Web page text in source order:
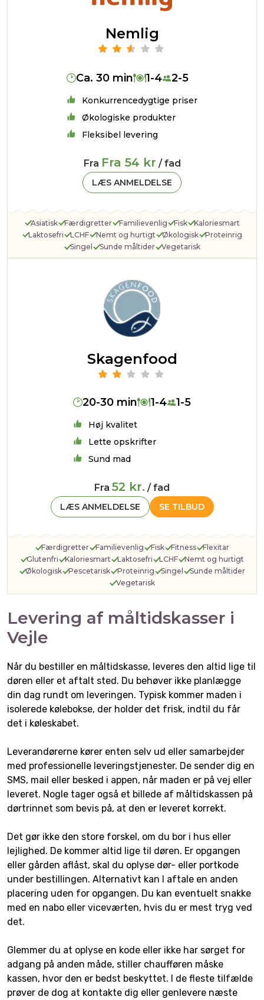
Nemlig
Ca. 30 min 1-4 2-5
Konkurrencedygtige priser
Økologiske produkter
Fleksibel levering
Fra Fra 54 kr / fad
LÆS ANMELDELSE
Asiatisk Færdigretter Familievenlig Fisk
Kaloriesmart
Laktosefri
LCHF Nemt og hurtigt Økologisk
Proteinrig
Singel
Sunde måltider Vegetarisk
Skagenfood
20-30 min 1-4 1-5
Høj kvalitet
Lette opskrifter
Sund mad
Fra 52 kr. / fad
SE TILBUD
LÆS ANMELDELSE
Færdigretter Familievenlig Fisk Fitness
Flexitar
Glutenfri
Kaloriesmart Laktosefri LCHF
Nemt og hurtigt
Økologisk
Pescetarisk Proteinrig Singel
Sunde måltider
Vegetarisk
Levering af måltidskasser i
Vejle
Når du bestiller en måltidskasse, leveres den altid lige til
døren eller et aftalt sted. Du behøver ikke planlægge
din dag rundt om leveringen. Typisk kommer maden i
isolerede kølebokse, der holder det frisk, indtil du får
det i køleskabet.
Leverandørerne kører enten selv ud eller samarbejder
med professionelle leveringstjenester. De sender dig en
SMS, mail eller besked i appen, når maden er på vej eller
leveret. Nogle tager også et billede af måltidskassen på
dørtrinnet som bevis på, at den er leveret korrekt.
Det gør ikke den store forskel, om du bor i hus eller
lejlighed. De kommer altid lige til døren. Er opgangen
eller gården aflåst, skal du oplyse dør- eller portkode
under bestillingen. Alternativt kan I aftale en anden
placering uden for opgangen. Du kan eventuelt snakke
med en nabo eller viceværten, hvis du er mest tryg ved
det.
Glemmer du at oplyse en kode eller ikke har sørget for
adgang på anden måde, stiller chaufføren måske
kassen, hvor den er bedst beskyttet. I de fleste tilfælde
prøver de dog at kontakte dig eller genlevere næste